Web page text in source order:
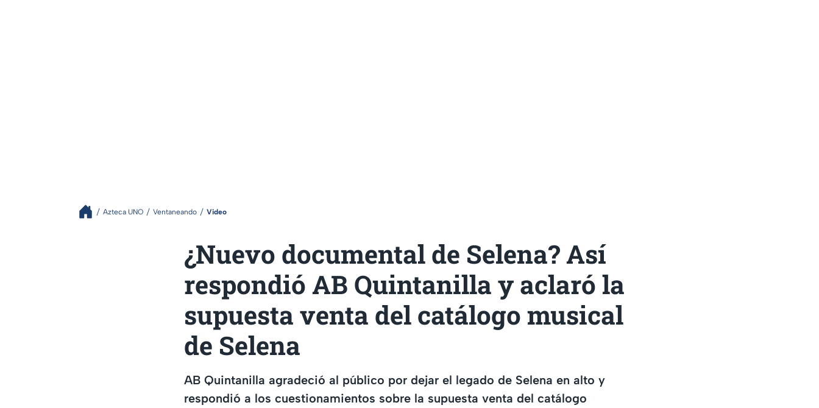
Azteca UNO Ventaneando Video
¿Nuevo documental de Selena? Así
respondió AB Quintanilla y aclaró la
supuesta venta del catálogo musical
de Selena
AB Quintanilla agradeció al público por dejar el legado de Selena en alto y
respondió a los cuestionamientos sobre la supuesta venta del catálogo